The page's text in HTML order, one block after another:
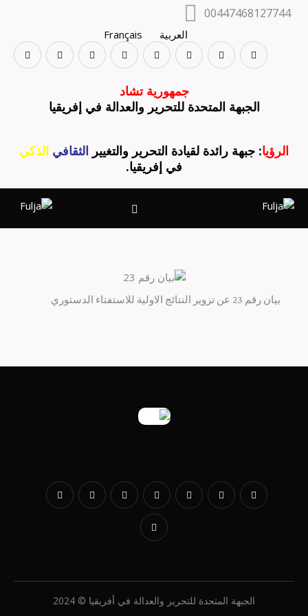
00447468127744
العربية Français
جمهورية تشاد
الجبهة المتحدة للتحرير والعدالة في إفريقيا
الرؤيا: جبهة رائدة لقيادة التحرير والتغيير الثقافي الذكي
في إفريقيا.
بيان رقم 23 عن تزوير النتائج الاولية للاستفتاء الدستوري
الجبهة المتحدة للتحرير والعدالة في أفريقيا © 2024